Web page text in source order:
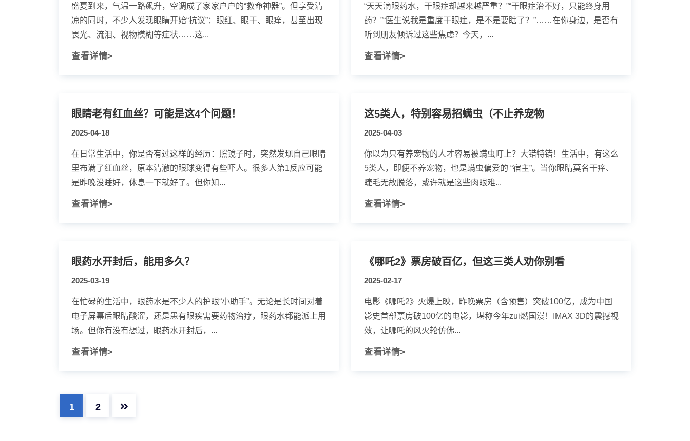
盛夏到来，气温一路飙升，空调成了家家户户的“救命神器”。但享受清
凉的同时，不少人发现眼睛开始“抗议”：眼红、眼干、眼痒，甚至出现
畏光、流泪、视物模糊等症状……这...
查看详情>
“天天滴眼药水，干眼症却越来越严重？”“干眼症治不好，只能终身用
药？”“医生说我是重度干眼症，是不是要瞎了？”……在你身边，是否有
听到朋友倾诉过这些焦虑？今天，...
查看详情>
眼睛老有红血丝？可能是这4个问题！
2025-04-18
在日常生活中，你是否有过这样的经历：照镜子时，突然发现自己眼睛
里布满了红血丝，原本清澈的眼球变得有些吓人。很多人第1反应可能
是昨晚没睡好，休息一下就好了。但你知...
查看详情>
这5类人，特别容易招螨虫（不止养宠物
2025-04-03
你以为只有养宠物的人才容易被螨虫盯上？大错特错！生活中，有这么
5类人，即便不养宠物，也是螨虫偏爱的 “宿主”。当你眼睛莫名干痒、
睫毛无故脱落，或许就是这些肉眼难...
查看详情>
眼药水开封后，能用多久？
2025-03-19
在忙碌的生活中，眼药水是不少人的护眼“小助手”。无论是长时间对着
电子屏幕后眼睛酸涩，还是患有眼疾需要药物治疗，眼药水都能派上用
场。但你有没有想过，眼药水开封后，...
查看详情>
《哪吒2》票房破百亿，但这三类人劝你别看
2025-02-17
电影《哪吒2》火爆上映，昨晚票房（含预售）突破100亿，成为中国
影史首部票房破100亿的电影，堪称今年zui燃国漫！IMAX 3D的震撼视
效，让哪吒的风火轮仿佛...
查看详情>
1 2